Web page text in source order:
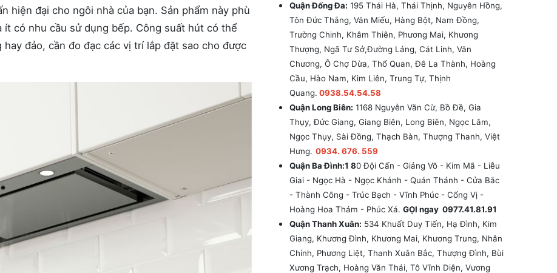
hiện đại cho ngôi nhà của bạn. Sản phẩm này phù
có nhu cầu sử dụng bếp. Công suất hút có thể
đảo, cần đo đạc các vị trí lắp đặt sao cho được
Quận Đống Đa: 195 Thái Hà, Thái Thịnh, Nguyên Hồng,
Tôn Đức Thắng, Văn Miếu, Hàng Bột, Nam Đồng,
Trường Chinh, Khâm Thiên, Phương Mai, Khương
Thượng, Ngã Tư Sở,Đường Láng, Cát Linh, Văn
Chương, Ô Chợ Dừa, Thổ Quan, Đê La Thành, Hoàng
Cầu, Hào Nam, Kim Liên, Trung Tự, Thịnh
Quang. 0938.54.54.58
Quận Long Biên: 1168 Nguyễn Văn Cừ, Bồ Đề, Gia
Thụy, Đức Giang, Giang Biên, Long Biên, Ngọc Lâm,
Ngọc Thụy, Sài Đồng, Thạch Bàn, Thượng Thanh, Việt
Hưng. 0934. 676. 559
Quận Ba Đình:1 80 Đội Cấn - Giảng Võ - Kim Mã - Liễu
Giai - Ngọc Hà - Ngọc Khánh - Quán Thánh - Cửa Bắc
- Thành Công - Trúc Bạch - Vĩnh Phúc - Cống Vị -
Hoàng Hoa Thám - Phúc Xá. GỌI ngay 0977.41.81.91
Quận Thanh Xuân: 534 Khuất Duy Tiến, Hạ Đình, Kim
Giang, Khương Đình, Khương Mai, Khương Trung, Nhân
Chính, Phương Liệt, Thanh Xuân Bắc, Thượng Đình, Bùi
Xương Trạch, Hoàng Văn Thái, Tô Vĩnh Diện, Vương